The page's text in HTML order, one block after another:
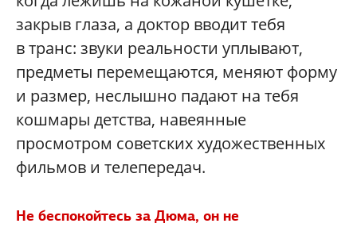
закрыв глаза, а доктор вводит тебя
в транс: звуки реальности уплывают,
предметы перемещаются, меняют форму
и размер, неслышно падают на тебя
кошмары детства, навеянные
просмотром советских художественных
фильмов и телепередач.
Не беспокойтесь за Дюма, он не